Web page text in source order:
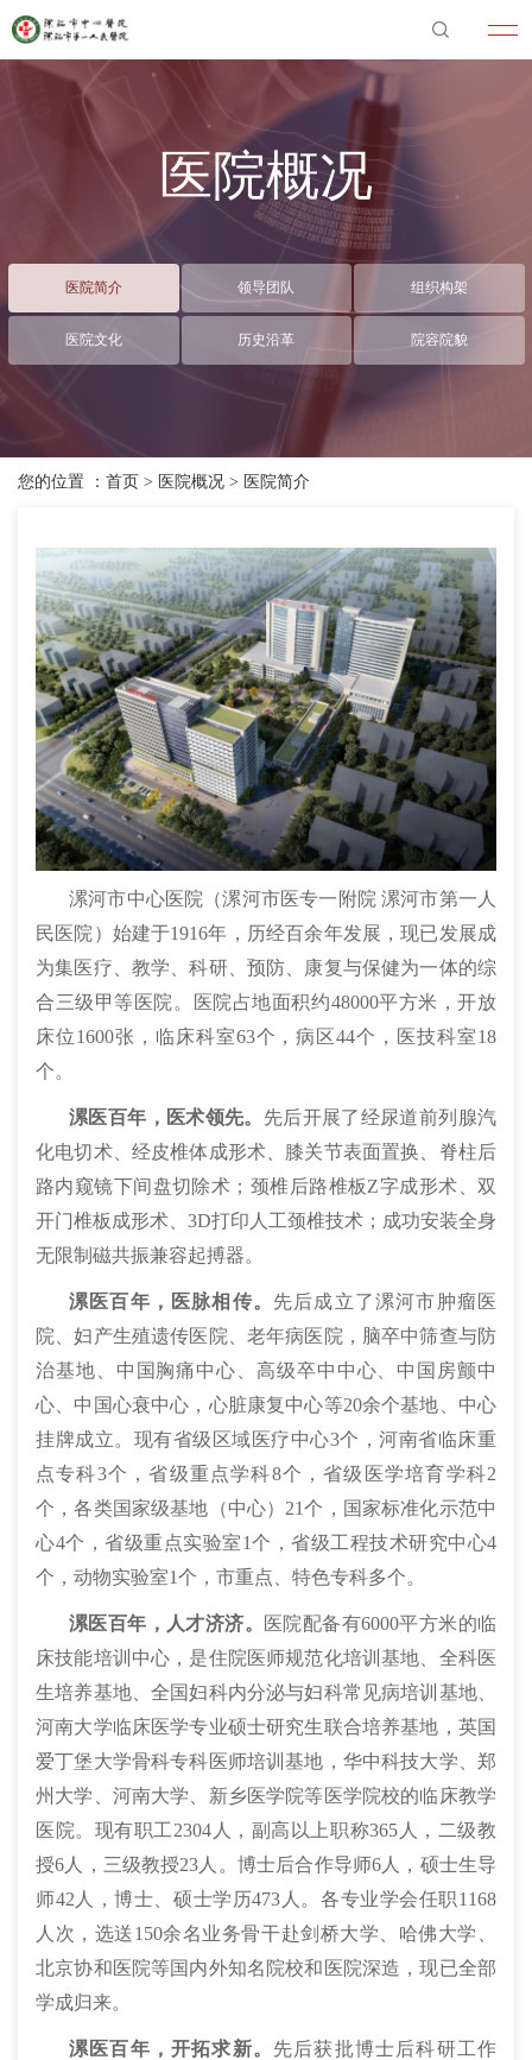
医院概况
医院简介 领导团队 组织构架
医院文化 历史沿革 院容院貌
您的位置 ： 首页 > 医院概况 > 医院简介
漯河市中心医院（漯河市医专一附院 漯河市第一人
民医院）始建于1916年，历经百余年发展，现已发展成
为集医疗、教学、科研、预防、康复与保健为一体的综
合三级甲等医院。
医院占地面积约48000平方米，开放
床位1600张，临床科室63个，病区44个，医技科室18
个。
漯医百年，医术领先。 先后开展了经尿道前列腺汽
化电切术、经皮椎体成形术、膝关节表面置换、脊柱后
路内窥镜下间盘切除术；颈椎后路椎板Z字成形术、双
开门椎板成形术、3D打印人工颈椎技术；成功安装全身
无限制磁共振兼容起搏器。
漯医百年，医脉相传。 先后成立了漯河市肿瘤医
院、妇产生殖遗传医院、老年病医院，脑卒中筛查与防
治基地、中国胸痛中心、高级卒中中心、中国房颤中
心、中国心衰中心，心脏康复中心等20余个基地、中心
挂牌成立。现有省级区域医疗中心3个，河南省临床重
点专科3个，省级重点学科8个 ，省级医学培育学科2
个，各类国家级基地（中心） 21个，国家标准化示范中
心4个，省级重点实验室1个，省级工程技术研究中心4
个，动物实验室1个， 市重点、特色专科多个。
漯医百年，人才济济。 医院配备有6000平方米的临
床技能培训中心， 是住院医师规范化培训基地、全科医
生培养基地、全国妇科内分泌与妇科常见病培训基地、
河南大学临床医学专业硕士研究生联合培养基地，英国
爱丁堡大学骨科专科医师培训基地，华中科技大学、郑
州大学、河南大学、新乡医学院等医学院校的临床教学
医院。现有职工2304人，副高以上职称365人，二级教
授6人，三级教授23人。博士后合作导师6人，硕士生导
师42人，博士、硕士学历473人。各专业学会任职1168
人次，选送150余名业务骨干赴剑桥大学、哈佛大学、
北京协和医院等国内外知名院校和医院深造，现已全部
学成归来。
漯医百年，开拓求新。 先后获批博士后科研工作